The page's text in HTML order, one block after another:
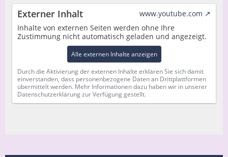
Externer Inhalt
www.youtube.com
Inhalte von externen Seiten werden ohne Ihre
Zustimmung nicht automatisch geladen und angezeigt.
Alle externen Inhalte anzeigen
Durch die Aktivierung der externen Inhalte erklären Sie sich damit
einverstanden, dass personenbezogene Daten an Drittplattformen
übermittelt werden. Mehr Informationen dazu haben wir in unserer
Datenschutzerklärung zur Verfügung gestellt.